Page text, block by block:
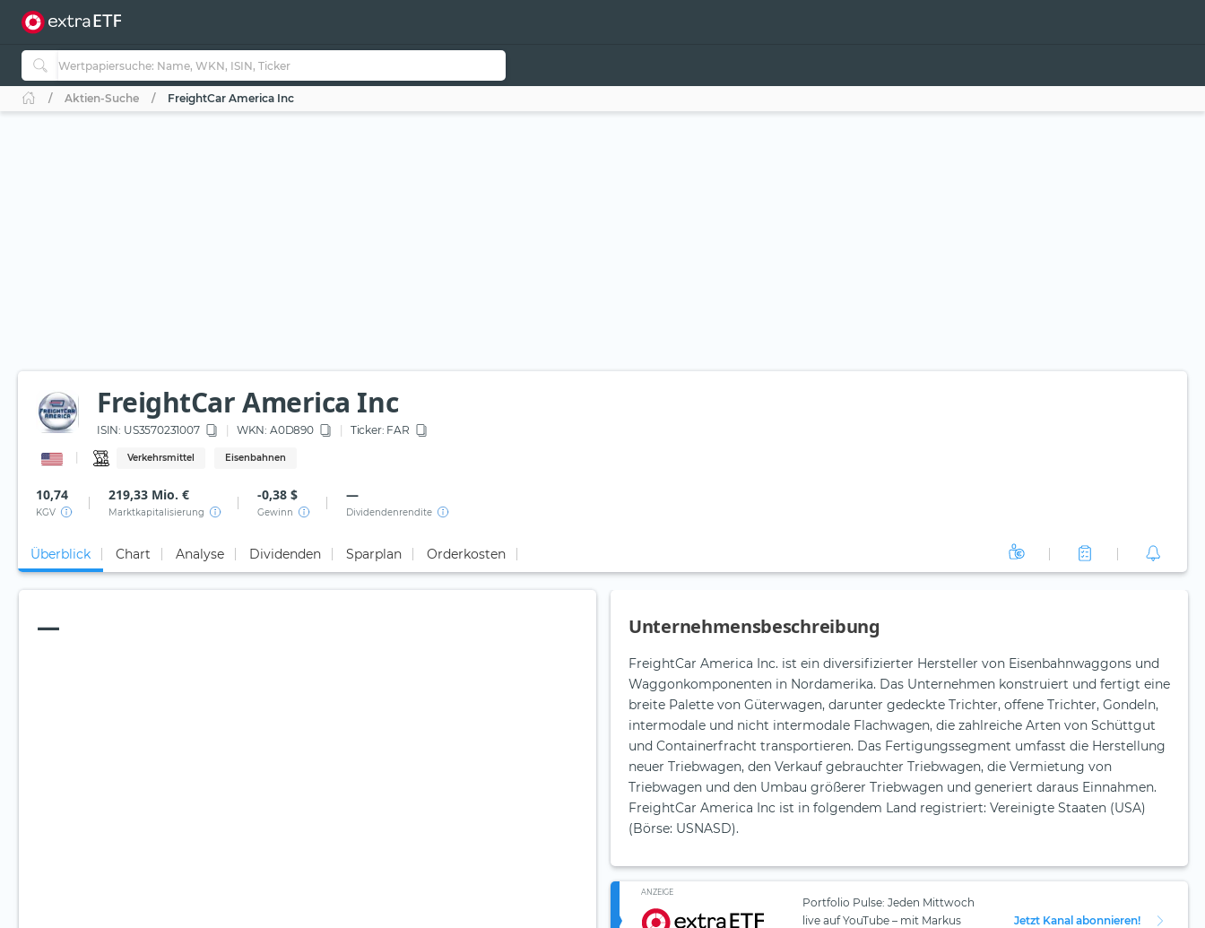
Aktien-Suche FreightCar America Inc
FreightCar America Inc
ISIN: US3570231007 WKN: A0D890 Ticker: FAR
Verkehrsmittel Eisenbahnen
10,74
KGV
219,33 Mio. €
Marktkapitalisierung
-0,38 $
Gewinn
—
Dividendenrendite
Überblick Chart Analyse Dividenden Sparplan Orderkosten
— Unternehmensbeschreibung
FreightCar America Inc. ist ein diversifizierter Hersteller von Eisenbahnwaggons und
Waggonkomponenten in Nordamerika. Das Unternehmen konstruiert und fertigt eine
breite Palette von Güterwagen, darunter gedeckte Trichter, offene Trichter, Gondeln,
intermodale und nicht intermodale Flachwagen, die zahlreiche Arten von Schüttgut
und Containerfracht transportieren. Das Fertigungssegment umfasst die Herstellung
neuer Triebwagen, den Verkauf gebrauchter Triebwagen, die Vermietung von
Triebwagen und den Umbau größerer Triebwagen und generiert daraus Einnahmen.
FreightCar America Inc ist in folgendem Land registriert: Vereinigte Staaten (USA)
(Börse: USNASD).
ANZEIGE
Portfolio Pulse: Jeden Mittwoch
live auf YouTube – mit Markus
Jetzt Kanal abonnieren!